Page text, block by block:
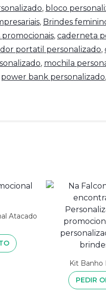
, bloco
, Brindes
promocionais, caderneta
portatil personalizado,
, mochila
power bank personalizado,
Atacado
Kit Banho
PEDIR